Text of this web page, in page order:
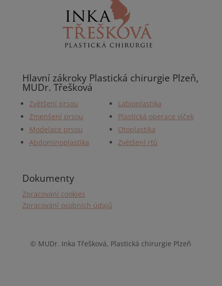
Hlavní zákroky Plastická chirurgie Plzeň,
MUDr. Třešková
Zvětšení prsou
Zmenšení prsou
Modelace prsou
Abdominoplastika
Labioplastika
Plastická operace víček
Otoplastika
Zvětšení rtů
Dokumenty
Zpracování cookies
Zpracování osobních údajů
© MUDr. Inka Třešková, Plastická chirurgie Plzeň